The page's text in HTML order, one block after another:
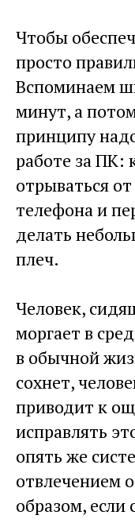
Чтобы
просто
Вспоминаем
минут, а
принципу
работе за ПК:
отрываться
телефона и
делать
плеч.
Человек,
моргает в
в обычной
сохнет,
приводит к
исправлять
опять же
отвлечением
образом, если